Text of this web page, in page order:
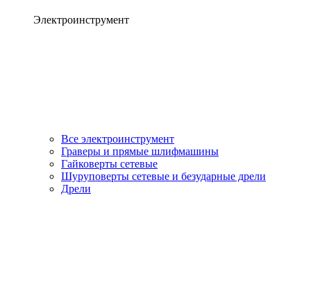
Электроинструмент
Все электроинструмент
Граверы и прямые шлифмашины
Гайковерты сетевые
Шуруповерты сетевые и безударные дрели
Дрели